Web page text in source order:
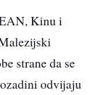
Kinu i
strane da se
odvijaju